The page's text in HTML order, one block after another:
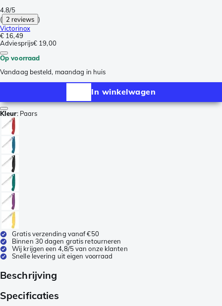
4.8/5
( 2 reviews )
Victorinox
€ 16,49
Adviesprijs€ 19,00
Op voorraad
Vandaag besteld, maandag in huis
In winkelwagen
Kleur: Paars
Gratis verzending vanaf €50
Binnen 30 dagen gratis retourneren
Wij krijgen een 4,8/5 van onze klanten
Snelle levering uit eigen voorraad
Beschrijving
Specificaties